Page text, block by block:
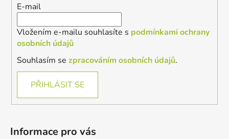
E-mail
Vložením e-mailu souhlasíte s podmínkami ochrany
osobních údajů
Souhlasím se zpracováním osobních údajů.
PŘIHLÁSIT SE
Informace pro vás